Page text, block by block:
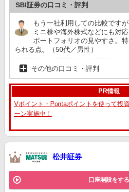
SBI証券の口コミ・評判
もう一社利用しての比較です
ミニ株や海外株式などにも対
ポートフォリオの見やすさ。
られる点。（50代／男性）
その他の口コミ・評判
PR情報
Vポイント・Pontaポイントを使って投
ーン実施中！
松井証券
口座開設をする